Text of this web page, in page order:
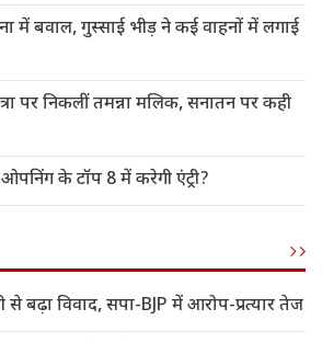
में बवाल, गुस्साई भीड़ ने कई वाहनों में लगाई
पर निकलीं तमन्ना मलिक, सनातन पर कही
के टॉप 8 में करेगी एंट्री?
से बढ़ा विवाद, सपा-BJP में आरोप-प्रत्यार तेज